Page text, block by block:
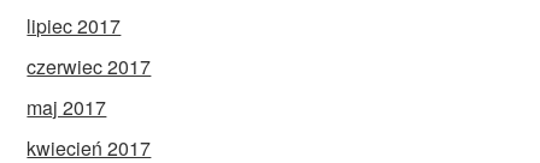
lipiec 2017
czerwiec 2017
maj 2017
kwiecień 2017